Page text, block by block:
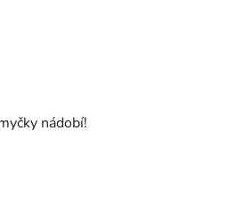
nádobí!